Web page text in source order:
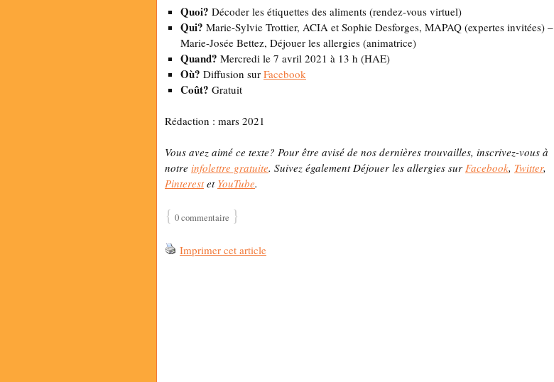
Quoi? Décoder les étiquettes des aliments (rendez-vous virtuel)
Qui? Marie-Sylvie Trottier, ACIA et Sophie Desforges, MAPAQ (expertes invitées) –
Marie-Josée Bettez, Déjouer les allergies (animatrice)
Quand? Mercredi le 7 avril 2021 à 13 h (HAE)
Où? Diffusion sur Facebook
Coût? Gratuit
Rédaction : mars 2021
Vous avez aimé ce texte? Pour être avisé de nos dernières trouvailles, inscrivez-vous à
notre infolettre gratuite. Suivez également Déjouer les allergies sur Facebook, Twitter,
Pinterestet YouTube.
{ 0 commentaire }
Imprimer cet article